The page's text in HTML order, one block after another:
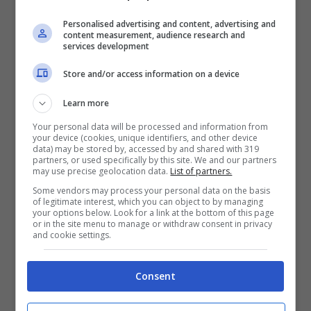
molto più stress di quello che provava in
Così, dopo otto mesi di viaggio, Mags
Mackean torna indietro, alla sua casetta
nel Regno Unito e al suo lavoro di
giornalista. Dopo appena sei mesi dal
rientro, però, decide di partire di nuovo.
Questa volta per la Foresta Amazzonica.
Anche in questo caso, i pericoli e le
condizioni estreme che si trova affrontare
la riportano di nuovo in una situazione di
Personalised advertising and content, advertising and
content measurement, audience research and
services development
Store and/or access information on a device
Learn more
Your personal data will be processed and information from
your device (cookies, unique identifiers, and other device
data) may be stored by, accessed by and shared with 319
partners, or used specifically by this site. We and our partners
may use precise geolocation data. List of partners.
Some vendors may process your personal data on the basis
of legitimate interest, which you can object to by managing
your options below. Look for a link at the bottom of this page
or in the site menu to manage or withdraw consent in privacy
and cookie settings.
Consent